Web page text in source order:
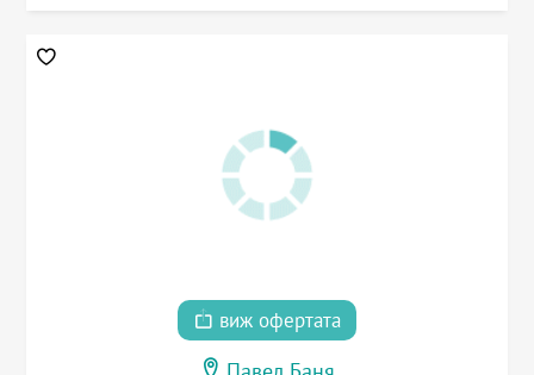
виж офертата